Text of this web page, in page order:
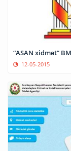
“ASAN xidmət”
12-05-2015